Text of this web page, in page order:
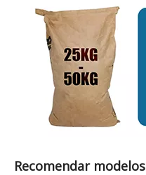
Recomendar modelos